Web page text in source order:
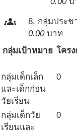
groups 8. กลุ่มประช
0.00บาท
กลุ่มเป้าหมาย โคร
กลุ่มเด็กเล็ก
และเด็กก่อน
วัยเรียน
0
กลุ่มเด็กวัย
เรียนและ
0